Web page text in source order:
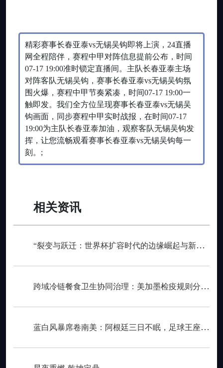
精彩赛事长春亚泰vs无锡吴钩即将上演，24直播
网全程陪伴，赛程中甲对阵信息提前公布，时间
07-17 19:00准时锁定直播间。主队长春亚泰主场
对阵客队无锡吴钩，赛事长春亚泰vs无锡吴钩氛
围火爆，赛程中甲节奏紧凑，时间07-17 19:00一
触即发。我们全方位呈现赛事长春亚泰vs无锡吴
钩画面，同步赛程中甲实时战报，在时间07-17
19:00为主队长春亚泰加油，观察客队无锡吴钩发
挥，让您流畅观看赛事长春亚泰vs无锡吴钩每一
刻。;
相关资讯
“裂变与跃迁：世界杯扩容时代的边缘崛起与新秩序重塑”
跨域冷链餐食卫生协同治理：美加墨检疫规则分歧与制度融合策略
蓝白风暴席卷南美：阿根廷三日不眠，足球王座再耀大陆